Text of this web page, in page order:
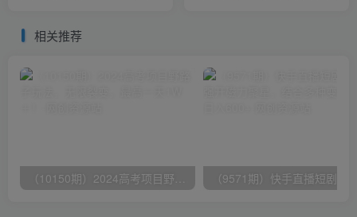
相关推荐
（10150期）2024高考项目野路子玩法，无限裂变，最高一天1W＋！